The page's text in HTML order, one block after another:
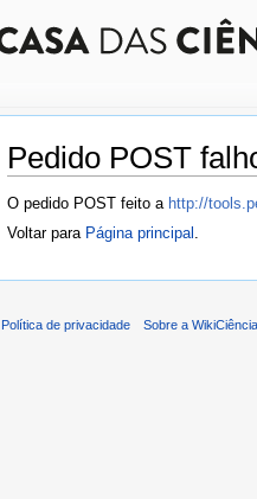
Pedido POST
Ir para:navegação,pesquisa
O pedido POST feito a http://
Voltar para Página principal
Política de privacidade Sobre a